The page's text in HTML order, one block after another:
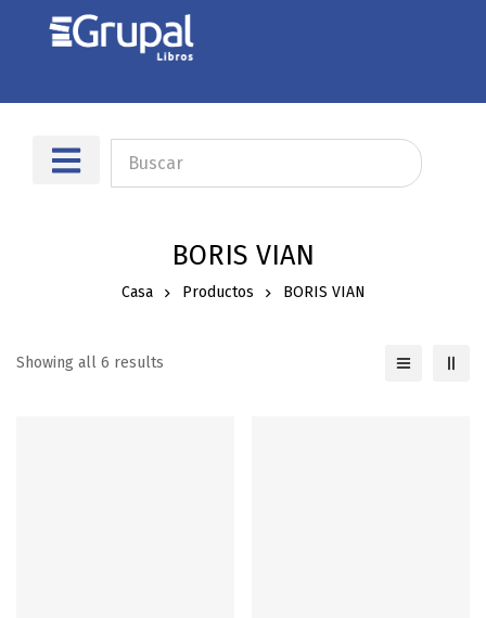
BORIS VIAN
Casa Productos BORIS VIAN
Showing all 6 results